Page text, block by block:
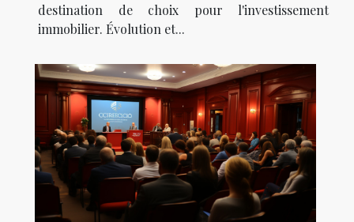
destination de choix pour l'investissement
immobilier. Évolution et...